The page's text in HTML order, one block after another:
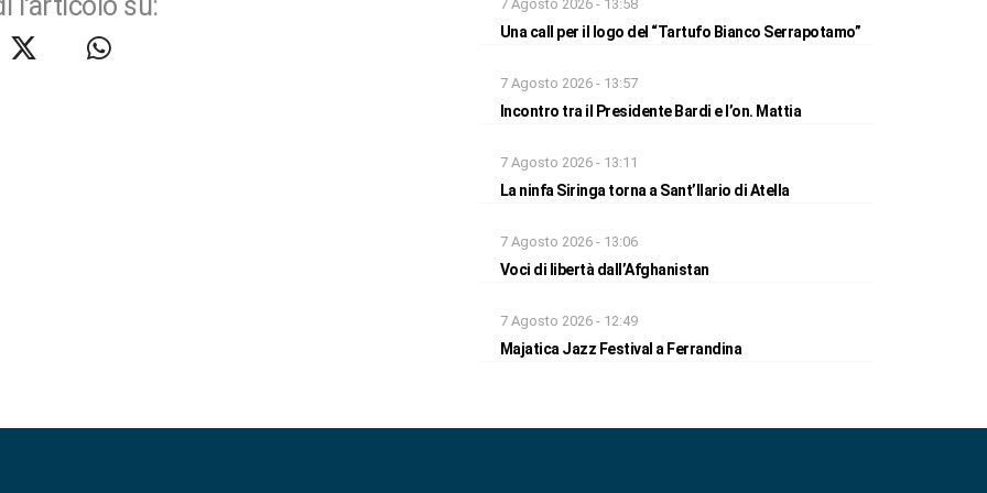
7 Agosto 2026 - 13:58
Una call per il logo del “Tartufo Bianco Serrapotamo”
7 Agosto 2026 - 13:57
Incontro tra il Presidente Bardi e l’on. Mattia
7 Agosto 2026 - 13:11
La ninfa Siringa torna a Sant’Ilario di Atella
7 Agosto 2026 - 13:06
Voci di libertà dall’Afghanistan
7 Agosto 2026 - 12:49
Majatica Jazz Festival a Ferrandina